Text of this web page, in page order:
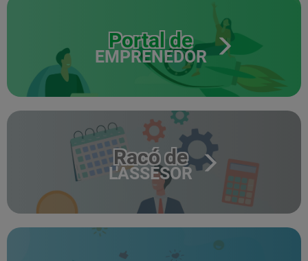
Portal de
EMPRENEDOR
Racó de
L'ASSESOR